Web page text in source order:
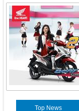
Top News